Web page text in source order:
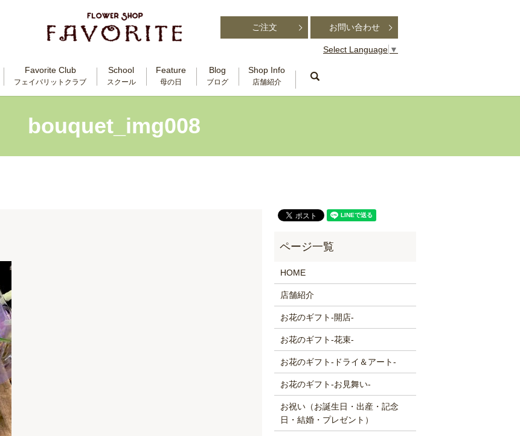
ご注文 お問い合わせ
Select Language ▼
Favorite Club
フェイバリットクラブ
School
スクール
Feature
母の日
Blog
ブログ
Shop Info
店舗紹介
bouquet_img008
HOME
店舗紹介
お花のギフト-開店-
お花のギフト-花束-
お花のギフト-ドライ＆アート-
お花のギフト-お見舞い-
お祝い（お誕生日・出産・記念
日・結婚・プレゼント）